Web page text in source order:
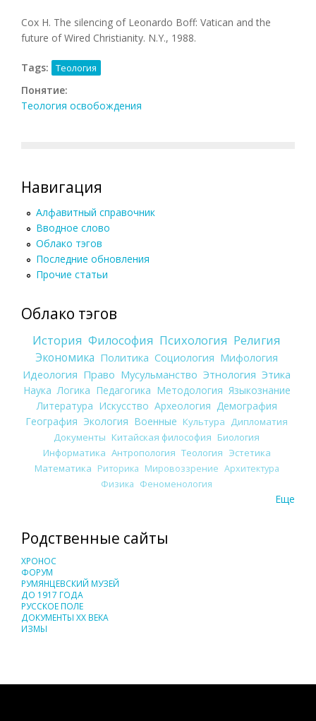
Cox H. The silencing of Leonardo Boff: Vatican and the
future of Wired Christianity. N.Y., 1988.
Tags: Теология
Понятие:
Теология освобождения
Навигация
Алфавитный справочник
Вводное слово
Облако тэгов
Последние обновления
Прочие статьи
Облако тэгов
История Философия Психология Религия
Экономика Политика Социология Мифология
Идеология Право Мусульманство Этнология Этика
Наука Логика Педагогика Методология Языкознание
Литература Искусство Археология Демография
География Экология Военные Культура
Дипломатия
Документы Китайская философия Биология
Информатика Антропология Теология Эстетика
Математика Риторика Мировоззрение Архитектура
Физика Феноменология
Еще
Родственные сайты
ХРОНОС
ФОРУМ
РУМЯНЦЕВСКИЙ МУЗЕЙ
ДО 1917 ГОДА
РУССКОЕ ПОЛЕ
ДОКУМЕНТЫ XX ВЕКА
ИЗМЫ